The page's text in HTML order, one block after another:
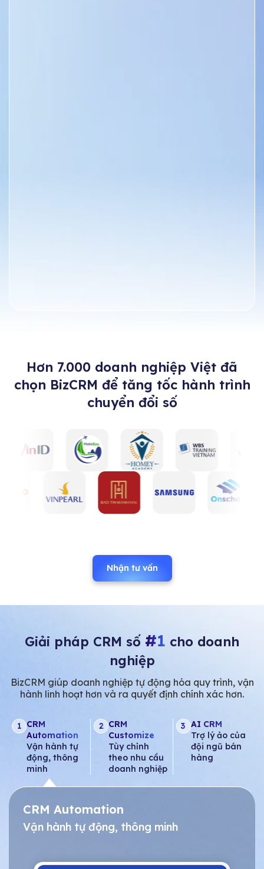
Hơn 7.000 doanh nghiệp Việt đã
chọn BizCRM để tăng tốc hành trình
chuyển đổi số
Nhận tư vấn
Giải pháp CRM số #1 cho doanh
nghiệp
BizCRM giúp doanh nghiệp tự động hóa quy trình, vận
hành linh hoạt hơn và ra quyết định chính xác hơn.
1 CRM
Automation
Vận hành tự
động, thông
minh
2 CRM
Customize
Tùy chỉnh
theo nhu cầu
doanh nghiệp
3 AI CRM
Trợ lý ảo của
đội ngũ bán
hàng
CRM Automation
Vận hành tự động, thông minh